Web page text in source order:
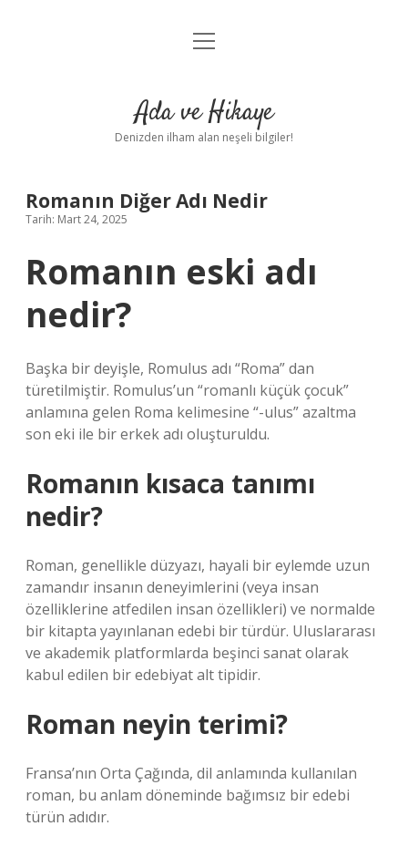
Anasayfa
Yasal Uyarı
menüyü
Ada ve Hikaye
Denizden ilham alan neşeli bilgiler!
Romanın Diğer Adı Nedir
Tarih: Mart 24, 2025
Romanın eski adı
nedir?
Başka bir deyişle, Romulus adı “Roma” dan
türetilmiştir. Romulus’un “romanlı küçük çocuk”
anlamına gelen Roma kelimesine “-ulus” azaltma
son eki ile bir erkek adı oluşturuldu.
Romanın kısaca tanımı
nedir?
Roman, genellikle düzyazı, hayali bir eylemde uzun
zamandır insanın deneyimlerini (veya insan
özelliklerine atfedilen insan özellikleri) ve normalde
bir kitapta yayınlanan edebi bir türdür. Uluslararası
ve akademik platformlarda beşinci sanat olarak
kabul edilen bir edebiyat alt tipidir.
Roman neyin terimi?
Fransa’nın Orta Çağında, dil anlamında kullanılan
roman, bu anlam döneminde bağımsız bir edebi
türün adıdır.